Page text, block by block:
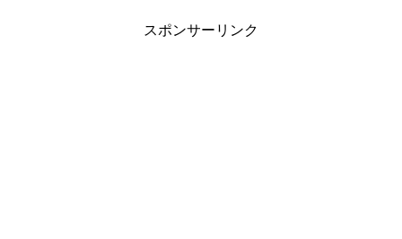
スポンサーリンク